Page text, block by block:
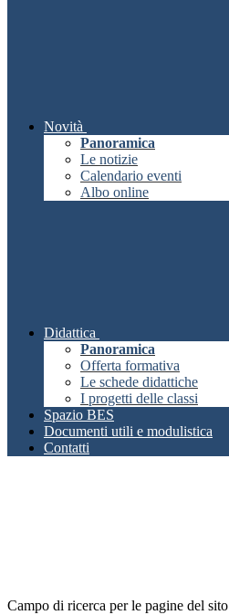
Novità
Panoramica
Le notizie
Calendario eventi
Albo online
Didattica
Panoramica
Offerta formativa
Le schede didattiche
I progetti delle classi
Spazio BES
Documenti utili e modulistica
Contatti
Campo di ricerca per le pagine del sito